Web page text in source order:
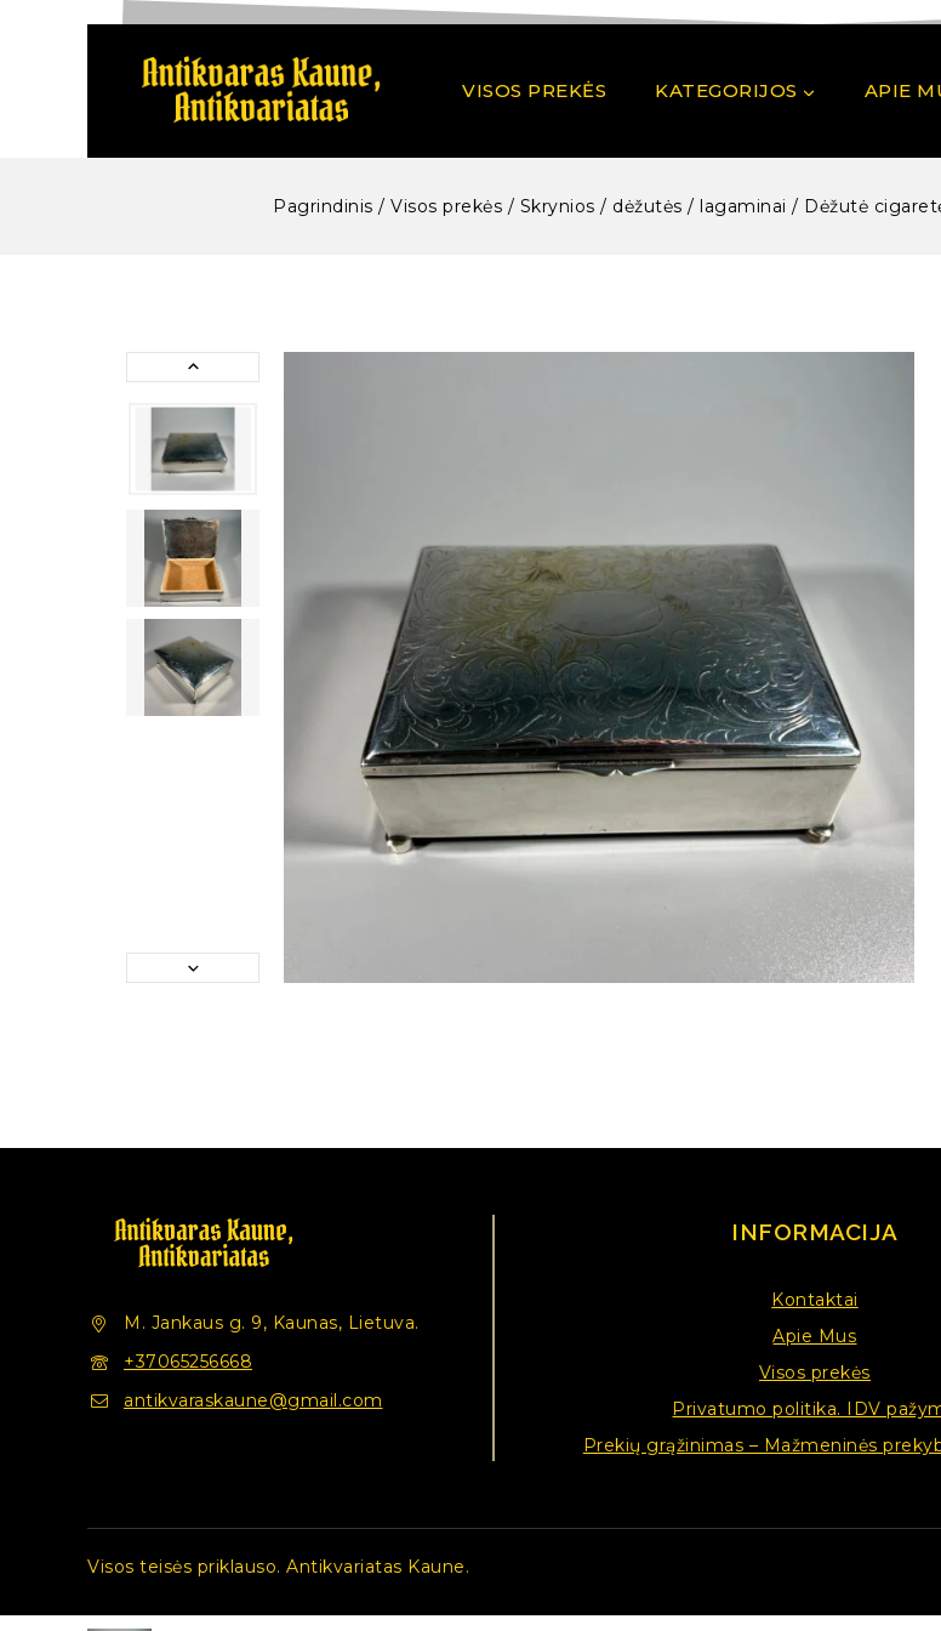
VISOS PREKĖS KATEGORIJOS APIE
Pagrindinis / Visos prekės / Skrynios / dėžutės / lagaminai / Dėžutė
M. Jankaus g. 9, Kaunas, Lietuva.
+37065256668
antikvaraskaune@gmail.com
INFORMACIJA
Kontaktai
Apie Mus
Visos prekės
Privatumo politika. IDV
Prekių grąžinimas – Mažmeninės
Visos teisės priklauso. Antikvariatas Kaune.